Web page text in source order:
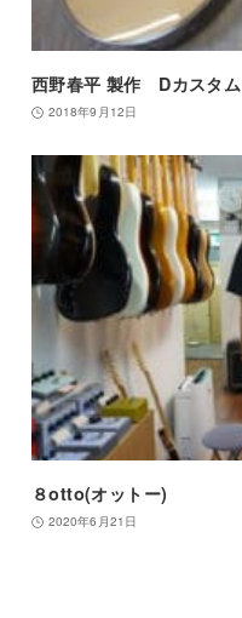
西野春平 製作 Dカスタム
2018年9月12日
８otto(オットー)
2020年6月21日